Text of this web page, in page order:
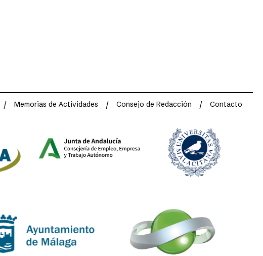
Memorias de Actividades Consejo de Redacción Contacto